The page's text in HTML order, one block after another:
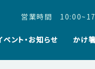
営業時間
ベント・お知らせ かけ